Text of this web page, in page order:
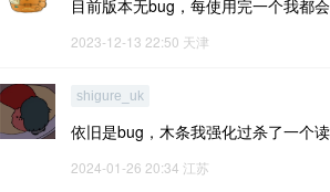
目前版本无bug，每使用完一个我都
2023-12-13 22:50 天津
shigure_uk
依旧是bug，木条我强化过杀了一个
2024-01-26 20:34 江苏